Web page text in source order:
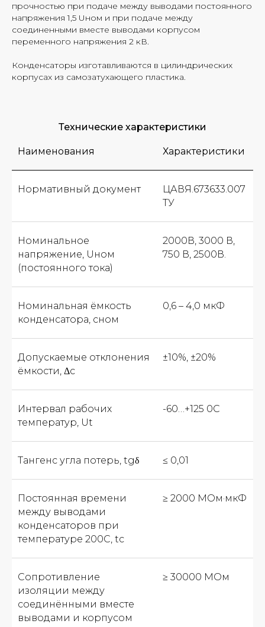
прочностью при подаче между выводами постоянного
напряжения 1,5 Uном и при подаче между
соединенными вместе выводами корпусом
переменного напряжения 2 кВ.
Конденсаторы изготавливаются в цилиндрических
корпусах из самозатухающего пластика.
Технические характеристики
Наименования Характеристики
Нормативный документ
ЦАВЯ.673633.007
ТУ
Номинальное
напряжение, Uном
(постоянного тока)
2000В, 3000 В,
750 В, 2500В.
Номинальная ёмкость
конденсатора, сном
0,6 – 4,0 мкФ
Допускаемые отклонения
ёмкости, Δc
±10%, ±20%
Интервал рабочих
температур, Ut
-60…+125 0С
Тангенс угла потерь, tgδ ≤ 0,01
Постоянная времени
между выводами
конденсаторов при
температуре 200С, tс
≥ 2000 МОм·мкФ
Сопротивление
изоляции между
соединёнными вместе
выводами и корпусом
≥ 30000 МОм